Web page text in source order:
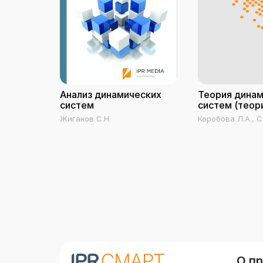
Анализ динамических
систем
Жиганов С.Н.
Теория
систем
практика)
Коробова Л.А.,